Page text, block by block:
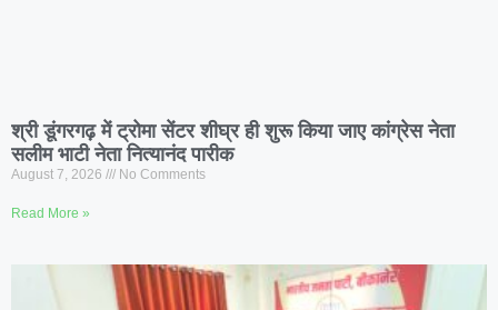
श्री डूंगरगढ़ में ट्रोमा सेंटर शीघ्र ही शुरू किया जाए कांग्रेस नेता
सलीम भाटी नेता नित्यानंद पारीक
August 7, 2026 No Comments
Read More »